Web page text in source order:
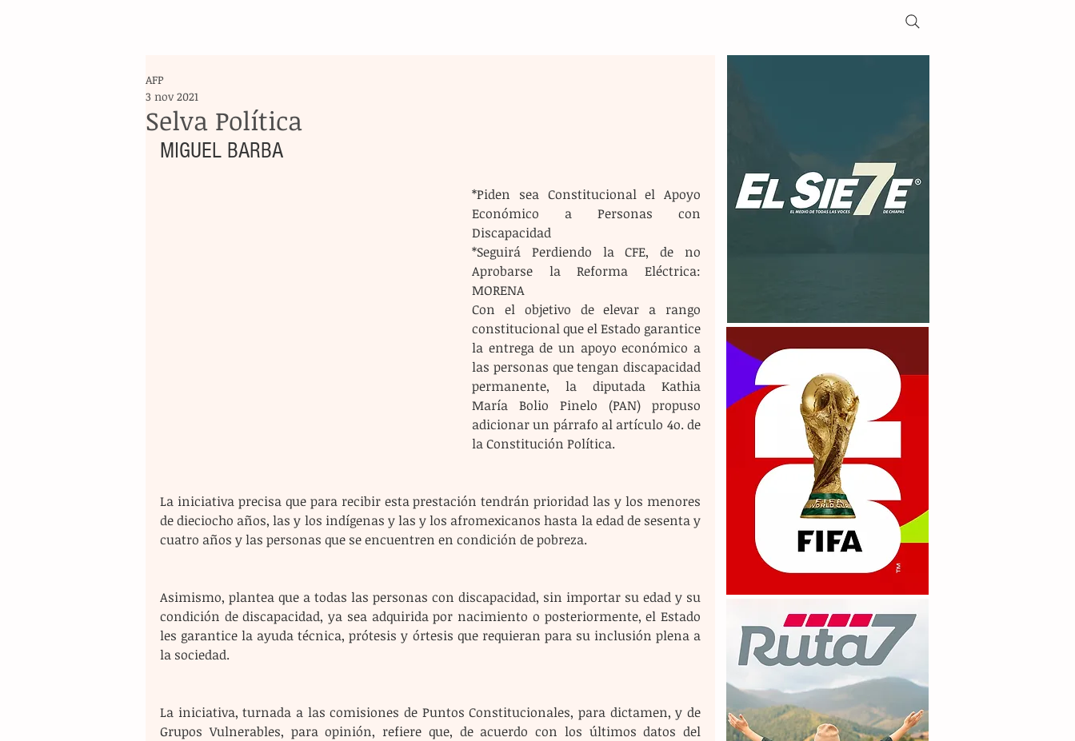
Selva Política
AFP
3 nov 2021
MIGUEL BARBA
*Piden sea Constitucional el Apoyo
Económico a Personas con
Discapacidad
*Seguirá Perdiendo la CFE, de no
Aprobarse la Reforma Eléctrica:
MORENA
Con el objetivo de elevar a rango
constitucional que el Estado garantice
la entrega de un apoyo económico a
las personas que tengan discapacidad
permanente, la diputada Kathia
María Bolio Pinelo (PAN) propuso
adicionar un párrafo al artículo 4o. de
la Constitución Política.
La iniciativa precisa que para recibir esta prestación tendrán prioridad las y los menores
de dieciocho años, las y los indígenas y las y los afromexicanos hasta la edad de sesenta y
cuatro años y las personas que se encuentren en condición de pobreza.
Asimismo, plantea que a todas las personas con discapacidad, sin importar su edad y su
condición de discapacidad, ya sea adquirida por nacimiento o posteriormente, el Estado
les garantice la ayuda técnica, prótesis y órtesis que requieran para su inclusión plena a
la sociedad.
La iniciativa, turnada a las comisiones de Puntos Constitucionales, para dictamen, y de
Grupos Vulnerables, para opinión, refiere que, de acuerdo con los últimos datos del